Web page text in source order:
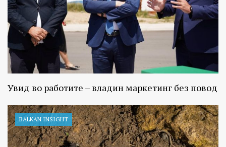
Увид во работите – владин маркетинг без повод
BALKAN INSIGHT